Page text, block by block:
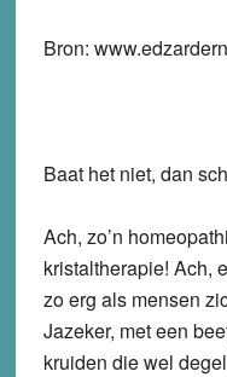
Bron:
Baat het niet, dan
Ach, zo’n
kristaltherapie! Ach,
zo erg als mensen
Jazeker, met een
kruiden die wel